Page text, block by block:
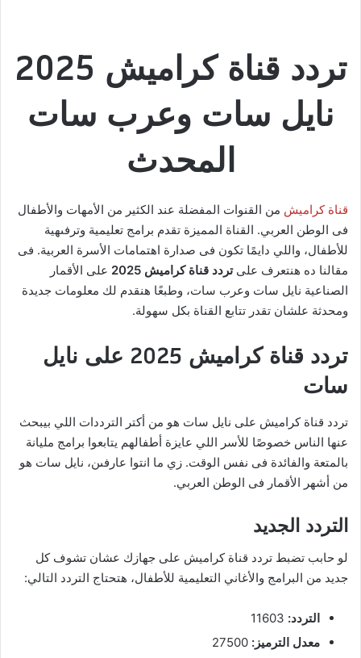
تردد قناة كراميش 2025
نايل سات وعرب سات
المحدث
قناة كراميش من القنوات المفضلة عند الكثير من الأمهات والأطفال
فى الوطن العربي. القناة المميزة تقدم برامج تعليمية وترفىهية
للأطفال، واللي دايمًا تكون فى صدارة اهتمامات الأسرة العربية. فى
مقالنا ده هنتعرف علىتردد قناة كراميش 2025
على الأقمار
الصناعية نايل سات وعرب سات، وطبعًا هنقدم لك معلومات جديدة
ومحدثة علشان تقدر تتابع القناة بكل سهولة.
تردد قناة كراميش 2025 على نايل
سات
تردد قناة كراميش على نايل سات هو من أكتر الترددات اللي بيبحث
عنها الناس خصوصًا للأسر اللي عايزة أطفالهم يتابعوا برامج مليانة
بالمتعة والفائدة فى نفس الوقت. زي ما انتوا عارفىن، نايل سات هو
من أشهر الأقمار فى الوطن العربي.
التردد الجديد
لو حابب تضبط تردد قناة كراميش على جهازك عشان تشوف كل
جديد من البرامج والأغاني التعليمية للأطفال، هتحتاج التردد التالي:
التردد:
معدل الترميز: